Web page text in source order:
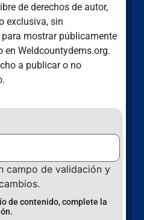
de derechos de autor,
exclusiva, sin
mostrar públicamente
en Weldcountydems.org.
a publicar o no
campo de validación y
de contenido, complete la